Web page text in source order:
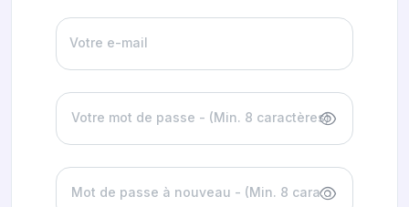
Votre e-mail
Votre mot de passe - (Min. 8 caractères)
Mot de passe à nouveau - (Min. 8 caractères)